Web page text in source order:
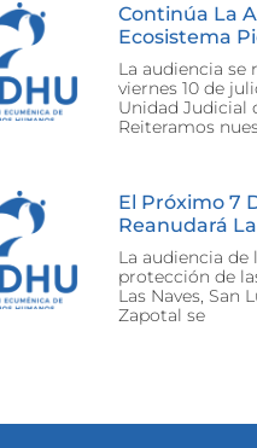
Continúa La
Ecosistema
La audiencia se
viernes 10 de
Unidad Judicial
Reiteramos
El Próximo 7
Reanudará
La audiencia de
protección de
Las Naves, San
Zapotal se